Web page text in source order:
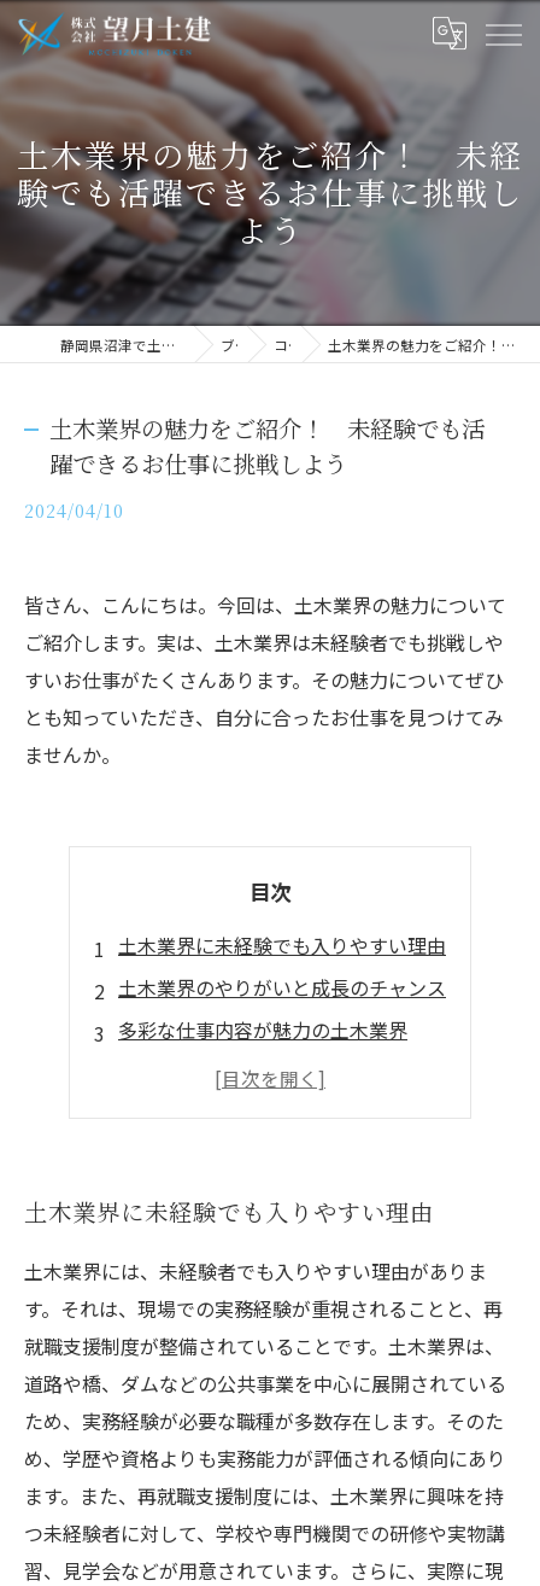
土木業界の魅力をご紹介！ 未経
験でも活躍できるお仕事に挑戦し
よう
静岡県沼津で土木の求人なら株式会社望月土建 ブログ コラム 土木業界の魅力をご紹介！ 未経験でも活躍できるお仕事に挑戦しよう
土木業界の魅力をご紹介！ 未経験でも活
躍できるお仕事に挑戦しよう
2024/04/10
皆さん、こんにちは。今回は、土木業界の魅力について
ご紹介します。実は、土木業界は未経験者でも挑戦しや
すいお仕事がたくさんあります。その魅力についてぜひ
とも知っていただき、自分に合ったお仕事を見つけてみ
ませんか。
目次
土木業界に未経験でも入りやすい理由
土木業界のやりがいと成長のチャンス
多彩な仕事内容が魅力の土木業界
社会貢献度の高い土木業界の仕事
土木業界で働く魅力的な人々の存在
土木業界に未経験でも入りやすい理由
土木業界には、未経験者でも入りやすい理由がありま
す。それは、現場での実務経験が重視されることと、再
就職支援制度が整備されていることです。土木業界は、
道路や橋、ダムなどの公共事業を中心に展開されている
ため、実務経験が必要な職種が多数存在します。そのた
め、学歴や資格よりも実務能力が評価される傾向にあり
ます。また、再就職支援制度には、土木業界に興味を持
つ未経験者に対して、学校や専門機関での研修や実物講
習、見学会などが用意されています。さらに、実際に現